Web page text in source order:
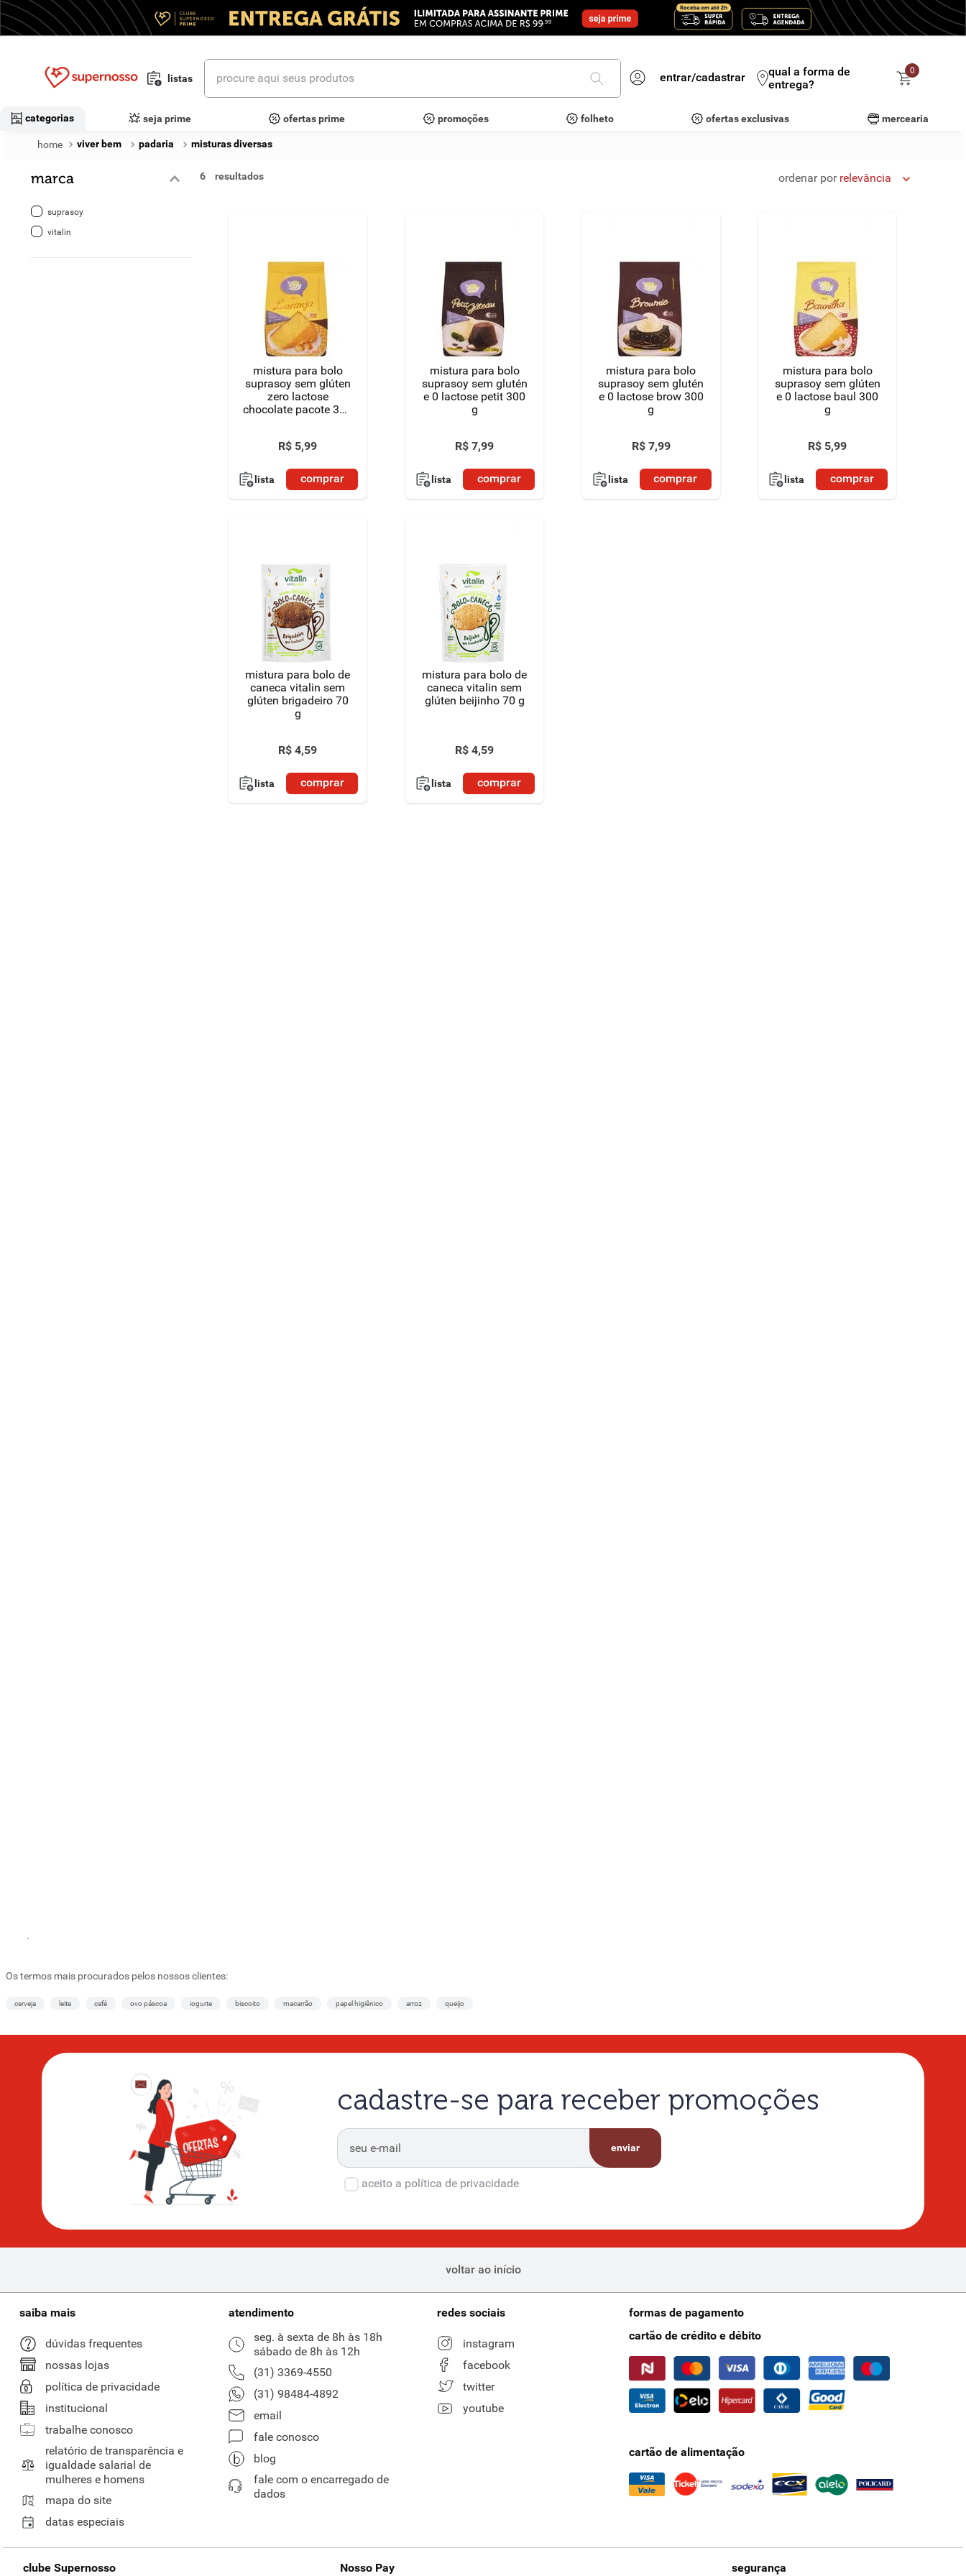
listas
procure aqui seus produtos
entrar/cadastrar
qual a forma de
entrega?
0
categorias seja prime ofertas prime promoções folheto ofertas exclusivas mercearia
viver bem padaria misturas diversas
marca
suprasoy
vitalin
6 ordenar por relevância
mistura para bolo
suprasoy sem glúten
zero lactose
chocolate pacote 300
R$ 5,99
lista comprar
mistura para bolo
suprasoy sem glutén
e 0 lactose petit 300
g
R$ 7,99
lista comprar
mistura para bolo
suprasoy sem glutén
e 0 lactose brow 300
g
R$ 7,99
lista comprar
mistura para bolo
suprasoy sem glúten
e 0 lactose baul 300
g
R$ 5,99
lista comprar
mistura para bolo de
caneca vitalin sem
glúten brigadeiro 70
g
R$ 4,59
lista comprar
mistura para bolo de
caneca vitalin sem
glúten beijinho 70 g
R$ 4,59
lista comprar
.
Os termos mais procurados pelos nossos clientes:
cerveja leite café ovo páscoa iogurte biscoito macarrão papel higiênico arroz queijo
cadastre-se para receber promoções
enviar
aceito a política de privacidade
voltar ao início
saiba mais
dúvidas frequentes
nossas lojas
política de privacidade
institucional
trabalhe conosco
relatório de transparência e
igualdade salarial de
mulheres e homens
mapa do site
datas especiais
atendimento
seg. à sexta de 8h às 18h
sábado de 8h às 12h
(31) 3369-4550
(31) 98484-4892
email
fale conosco
blog
fale com o encarregado de
dados
redes sociais
instagram
facebook
twitter
youtube
formas de pagamento
cartão de crédito e débito
cartão de alimentação
clube Supernosso Nosso Pay segurança
termos mais buscados
detergente
chocolate
macarrão